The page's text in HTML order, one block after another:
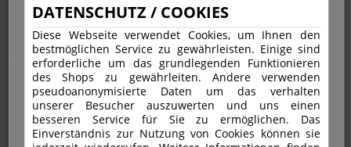
DATENSCHUTZ / COOKIES
Diese Webseite verwendet Cookies, um Ihnen den
bestmöglichen Service zu gewährleisten. Einige sind
erforderliche um das grundlegenden Funktionieren
des Shops zu gewährleiten. Andere verwenden
pseudoanonymisierte Daten um das verhalten
unserer Besucher auszuwerten und uns einen
besseren Service für Sie zu ermöglichen. Das
Einverständnis zur Nutzung von Cookies können sie
Telefon
0221 677 812 08
Über uns
VERTRAG WIDERRUFEN
IMPRESSUM